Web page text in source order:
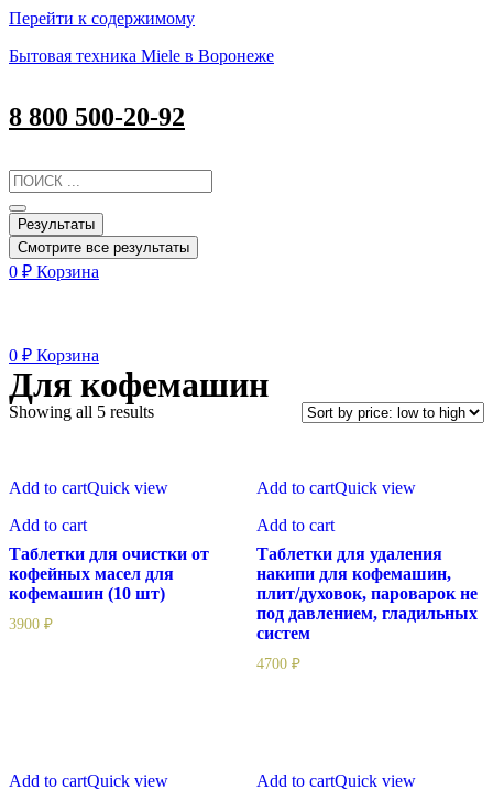
Перейти к содержимому
Бытовая техника Miele в Воронеже
8 800 500-20-92
Результаты
Смотрите все результаты
0 ₽ Корзина
0 ₽ Корзина
Для кофемашин
Showing all 5 results
для
от
кофейных
масел
для
кофемашин
(10
Add to cartQuick view
Add to cart
Таблетки для очистки от
кофейных масел для
кофемашин (10 шт)
3900 ₽
для
накипи
для
кофемашин,
плит/
духовок,
пароварок
под
Add to cartQuick view
Add to cart
Таблетки для удаления
накипи для кофемашин,
плит/духовок, пароварок не
под давлением, гладильных
систем
4700 ₽
для
Add to cartQuick view
для
Add to cartQuick view